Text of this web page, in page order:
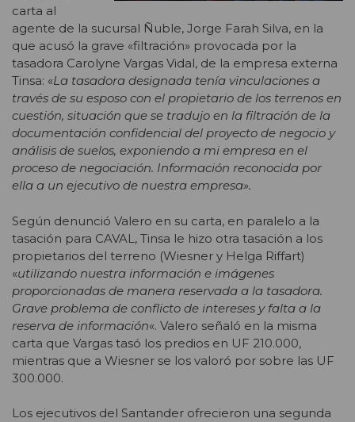
carta al
agente de la sucursal Ñuble, Jorge Farah Silva, en la
que acusó la grave «filtración» provocada por la
tasadora Carolyne Vargas Vidal, de la empresa externa
Tinsa: «La tasadora designada tenía vinculaciones a
través de su esposo con el propietario de los terrenos en
cuestión, situación que se tradujo en la filtración de la
documentación confidencial del proyecto de negocio y
análisis de suelos, exponiendo a mi empresa en el
proceso de negociación. Información reconocida por
ella a un ejecutivo de nuestra empresa».
Según denunció Valero en su carta, en paralelo a la
tasación para CAVAL, Tinsa le hizo otra tasación a los
propietarios del terreno (Wiesner y Helga Riffart)
«utilizando nuestra información e imágenes
proporcionadas de manera reservada a la tasadora.
Grave problema de conflicto de intereses y falta a la
reserva de información«. Valero señaló en la misma
carta que Vargas tasó los predios en UF 210.000,
mientras que a Wiesner se los valoró por sobre las UF
300.000.
Los ejecutivos del Santander ofrecieron una segunda